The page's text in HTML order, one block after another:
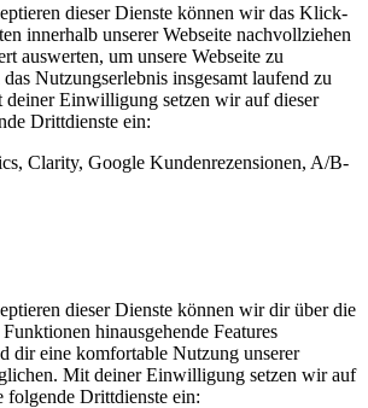
dieser Dienste können wir das Klick-
innerhalb unserer Webseite nachvollziehen
auswerten, um unsere Webseite zu
Nutzungserlebnis insgesamt laufend zu
deiner Einwilligung setzen wir auf dieser
Drittdienste ein:
Clarity, Google Kundenrezensionen, A/B-
dieser Dienste können wir dir über die
hinausgehende Features
dir eine komfortable Nutzung unserer
Mit deiner Einwilligung setzen wir auf
folgende Drittdienste ein: